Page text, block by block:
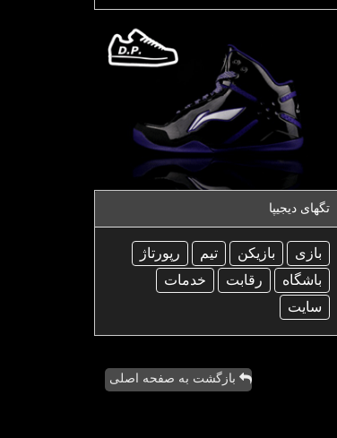
تگهای دیجیپا
بازی بازیكن تیم
رپورتاژ
باشگاه
رقابت
خدمات
سایت
بازگشت به صفحه اصلی